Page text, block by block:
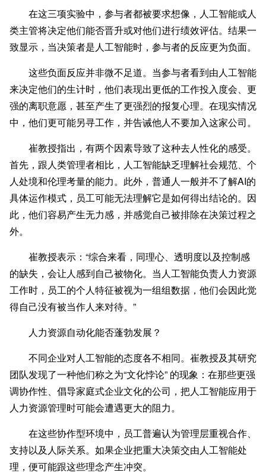
在这三项实验中，参与者都被要求想像，人工智能或人
类主管将决定他们能否晋升或对他们进行绩效评估。结果一
致显示，当决策者是人工智能时，参与者的反应更为负面。
这些负面反应并非微不足道。当参与者看到由人工智能
来决定他们的生计时，他们表现出更低的工作投入度会、更
强的离职意愿，甚至产生了更强烈的报复心理。在现实情况
中，他们更可能另寻工作，并告诫他人不要加入这家公司。
崔教授指出，有两个因素导致了这种去人性化的感受。
首先，跟人类管理者相比，人工智能缺乏理解社会规范、个
人处境和伦理考量的能力。此外，普通人一般并不了解AI的
具体运作模式，员工可能无法理解它是如何得出结论的。因
此，他们容易产生无力感，并感觉自己被排除在决策过程之
外。
崔教授表示：“综合来看，同理心、透明度以及控制感
的缺失，会让人感到自己被物化。当人工智能负责人力资源
工作时，员工的个人特征被视为一组组数据，他们会因此觉
得自己没有被当作人来对待。”
人力资源自动化能否蓬勃发展？
不同企业对人工智能的态度各不相同。崔教授及其研究
团队发现了一种他们称之为“文化悖论” 的现象：在那些更强
调协作性、倡导家庭式企业文化的公司，把人工智能应用于
人力资源管理时可能会遭遇更大的阻力。
在这些协作型环境中，员工普遍认为管理层重视合作、
支持以及人际关系。如果企业把重大决策交由人工智能处
理，便可能跟这些理念产生冲突。